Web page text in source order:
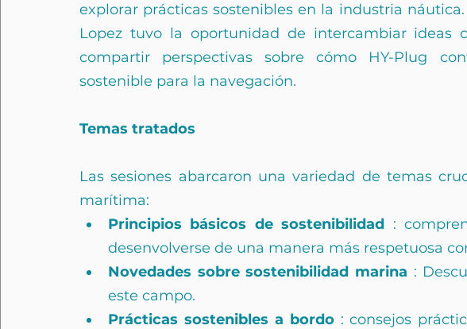
explorar prácticas sostenibles en la industria
Lopez tuvo la oportunidad de intercambiar ideas
compartir perspectivas sobre cómo HY-Plug
sostenible para la navegación.
Temas tratados
Las sesiones abarcaron una variedad de temas
marítima:
Principios básicos de sostenibilidad :
desenvolverse de una manera más respetuosa
Novedades sobre sostenibilidad marina :
este campo.
Prácticas sostenibles a bordo : consejos